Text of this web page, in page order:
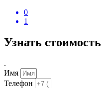
0
1
Узнать стоимость
.
Имя
Телефон